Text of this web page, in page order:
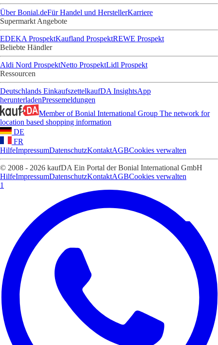
Über Bonial.deFür Handel und HerstellerKarriere
Supermarkt Angebote
EDEKA ProspektKaufland ProspektREWE Prospekt
Beliebte Händler
Aldi Nord ProspektNetto ProspektLidl Prospekt
Ressourcen
Deutschlands EinkaufszettelkaufDA InsightsApp
herunterladenPressemeldungen
Member of Bonial International Group The network for
location based shopping information
DE
FR
HilfeImpressumDatenschutzKontaktAGBCookies verwalten
© 2008 - 2026 kaufDA Ein Portal der Bonial International GmbH
HilfeImpressumDatenschutzKontaktAGBCookies verwalten
1